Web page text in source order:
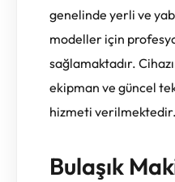
genelinde yerli ve
modeller için
sağlamaktadır.
ekipman ve güncel
hizmeti verilmektedir.
Bulaşık